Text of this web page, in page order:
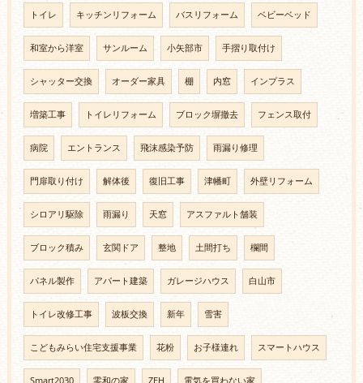
トイレ キッチンリフォーム バスリフォーム ベビーベッド
和室から洋室 サンルーム 小矢部市 手摺り取付け
シャッター交換 オーダー家具 棚 内窓 インプラス
増築工事 トイレリフォーム ブロック塀撤去 フェンス取付
病院 エントランス 飛沫感染予防 雨漏り修理
門扉取り付け 解体後 復旧工事 津幡町 外壁リフォーム
シロアリ駆除 雨漏り 天窓 アスファルト舗装
ブロック積み 玄関ドア 整地 土間打ち 欄間
パネル製作 アパート建築 ガレージハウス 白山市
トイレ改修工事 波板交換 新年 雪害
こどもみらい住宅支援事業 花粉 お子様連れ スマートハウス
Smart2030 零和の家 ZEH 電気を買わない家